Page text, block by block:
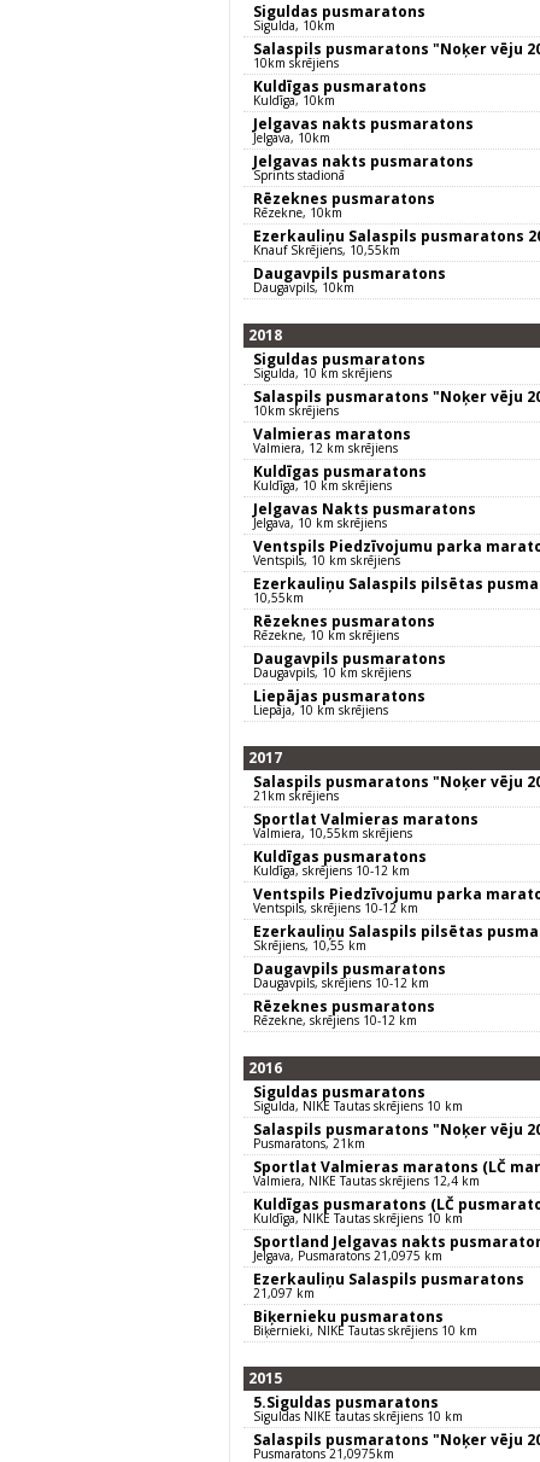
Siguldas pusmaratons
Sigulda, 10km
Salaspils pusmaratons "Noķer vēju
10km skrējiens
Kuldīgas pusmaratons
Kuldīga, 10km
Jelgavas nakts pusmaratons
Jelgava, 10km
Jelgavas nakts pusmaratons
Sprints stadionā
Rēzeknes pusmaratons
Rēzekne, 10km
Ezerkauliņu Salaspils pusmaratons
Knauf Skrējiens, 10,55km
Daugavpils pusmaratons
Daugavpils, 10km
2018
Siguldas pusmaratons
Sigulda, 10 km skrējiens
Salaspils pusmaratons "Noķer vēju
10km skrējiens
Valmieras maratons
Valmiera, 12 km skrējiens
Kuldīgas pusmaratons
Kuldīga, 10 km skrējiens
Jelgavas Nakts pusmaratons
Jelgava, 10 km skrējiens
Ventspils Piedzīvojumu parka
Ventspils, 10 km skrējiens
Ezerkauliņu Salaspils pilsētas
10,55km
Rēzeknes pusmaratons
Rēzekne, 10 km skrējiens
Daugavpils pusmaratons
Daugavpils, 10 km skrējiens
Liepājas pusmaratons
Liepāja, 10 km skrējiens
2017
Salaspils pusmaratons "Noķer vēju
21km skrējiens
Sportlat Valmieras maratons
Valmiera, 10,55km skrējiens
Kuldīgas pusmaratons
Kuldīga, skrējiens 10-12 km
Ventspils Piedzīvojumu parka
Ventspils, skrējiens 10-12 km
Ezerkauliņu Salaspils pilsētas
Skrējiens, 10,55 km
Daugavpils pusmaratons
Daugavpils, skrējiens 10-12 km
Rēzeknes pusmaratons
Rēzekne, skrējiens 10-12 km
2016
Siguldas pusmaratons
Sigulda, NIKE Tautas skrējiens 10 km
Salaspils pusmaratons "Noķer vēju
Pusmaratons, 21km
Sportlat Valmieras maratons (LČ
Valmiera, NIKE Tautas skrējiens 12,4 km
Kuldīgas pusmaratons (LČ
Kuldīga, NIKE Tautas skrējiens 10 km
Sportland Jelgavas nakts
Jelgava, Pusmaratons 21,0975 km
Ezerkauliņu Salaspils pusmaratons
21,097 km
Biķernieku pusmaratons
Biķernieki, NIKE Tautas skrējiens 10 km
2015
5.Siguldas pusmaratons
Siguldas NIKE tautas skrējiens 10 km
Salaspils pusmaratons "Noķer vēju
Pusmaratons 21,0975km